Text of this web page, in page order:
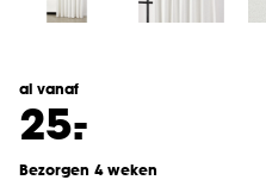
al vanaf
25.
-
Bezorgen 4 weken